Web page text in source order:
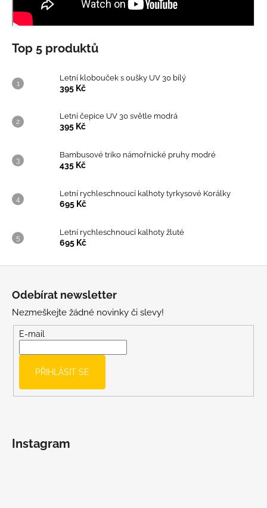
Top 5 produktů
Letní klobouček s oušky UV 30 bílý
395 Kč
Letní čepice UV 30 světle modrá
395 Kč
Bambusové triko námořnické pruhy modré
435 Kč
Letní rychleschnoucí kalhoty tyrkysové Korálky
695 Kč
Letní rychleschnoucí kalhoty žluté
695 Kč
Odebírat newsletter
Nezmeškejte žádné novinky či slevy!
E-mail
PŘIHLÁSIT SE
Instagram